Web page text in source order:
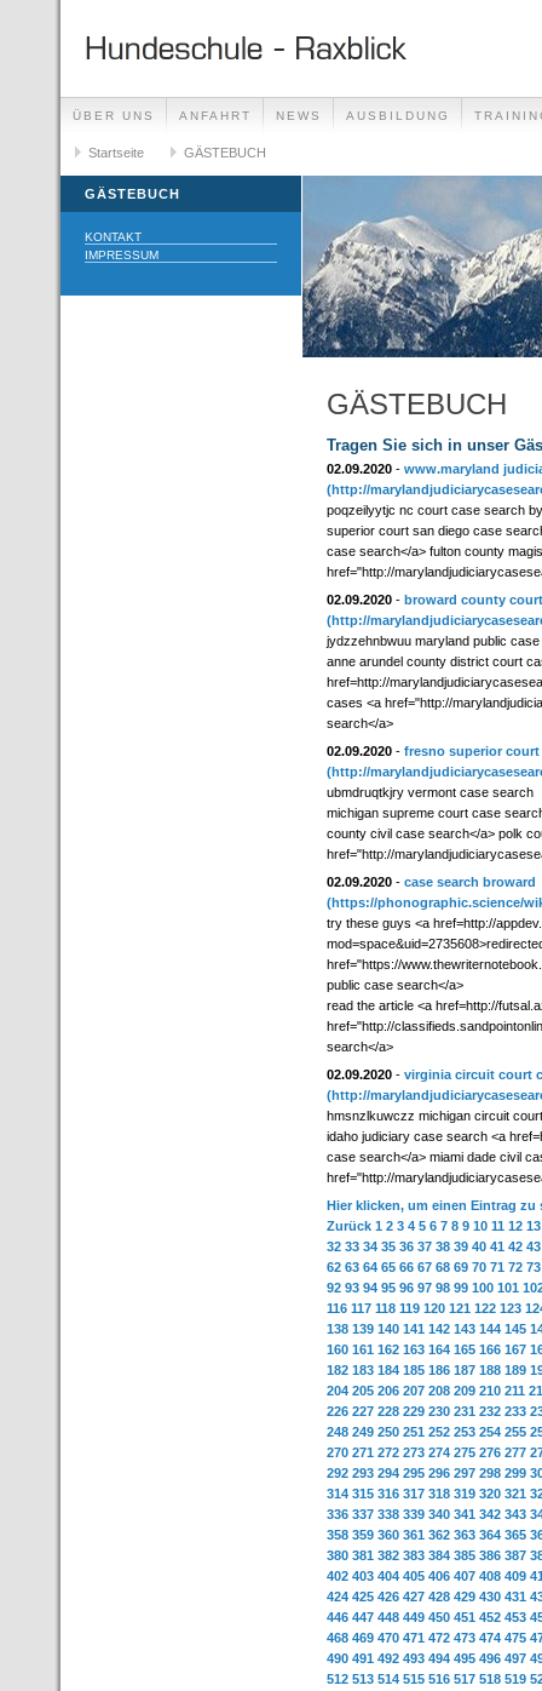
ÜBER UNS ANFAHRT NEWS AUSBILDUNG
GÄSTEBUCH LINKS
Startseite GÄSTEBUCH
GÄSTEBUCH
KONTAKT
IMPRESSUM
GÄSTEBUCH
Tragen Sie sich in unser
02.09.2020 - www.maryland
(http://
poqzeilyytjc nc court case search
superior court san diego case
case search</a> fulton county
href="http://
02.09.2020 - broward county
(http://
jydzzehnbwuu maryland public
anne arundel county district court
href=http://
cases <a href="http://
search</a>
02.09.2020 - fresno superior court
(http://
ubmdruqtkjry vermont case search
michigan supreme court case
county civil case search</a> polk
href="http://
02.09.2020 - case search broward
(https://phonographic.science/
try these guys <a href=http://
href="https://
public case search</a>
read the article <a href=http://
href="http://
search</a>
02.09.2020 - virginia circuit court
(http://
hmsnzlkuwczz michigan circuit
idaho judiciary case search <a
case search</a> miami dade civil
href="http://
Hier klicken, um einen Eintrag zu
Zurück 1 2 3 4 5 6 7 8 9 10 11 12 13
32 33 34 35 36 37 38 39 40 41 42 43
62 63 64 65 66 67 68 69 70 71 72 73
92 93 94 95 96 97 98 99 100 101
116 117 118 119 120 121 122 123
138 139 140 141 142 143 144 145
160 161 162 163 164 165 166 167
182 183 184 185 186 187 188 189
204 205 206 207 208 209 210 211
226 227 228 229 230 231 232 233
248 249 250 251 252 253 254 255
270 271 272 273 274 275 276 277
292 293 294 295 296 297 298 299
314 315 316 317 318 319 320 321
336 337 338 339 340 341 342 343
358 359 360 361 362 363 364 365
380 381 382 383 384 385 386 387
402 403 404 405 406 407 408 409
424 425 426 427 428 429 430 431
446 447 448 449 450 451 452 453
468 469 470 471 472 473 474 475
490 491 492 493 494 495 496 497
512 513 514 515 516 517 518 519